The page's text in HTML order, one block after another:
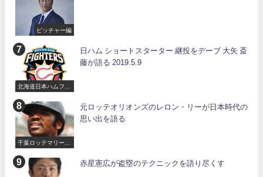
ピッチャー編
北海道日本ハムファ
日ハム ショートスターター 継投をデーブ 大矢 斎
藤が語る 2019.5.9
千葉ロッテマリーン
元ロッテオリオンズのレロン・リーが日本時代の
思い出を語る
赤星憲広が盗塁のテクニックを語り尽くす